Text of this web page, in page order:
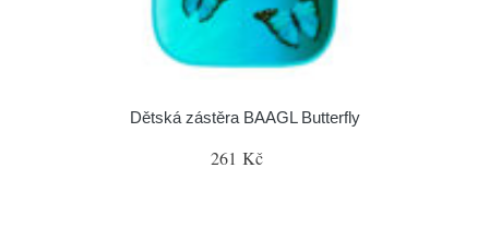
Dětská zástěra BAAGL Butterfly
261 Kč